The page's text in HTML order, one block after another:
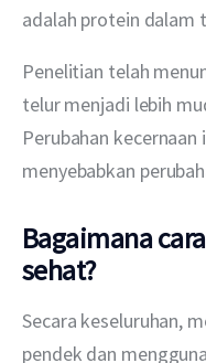
adalah protein dalam
Penelitian telah
telur menjadi lebih
Perubahan
menyebabkan
Bagaimana
sehat?
Secara keseluruhan,
pendek dan